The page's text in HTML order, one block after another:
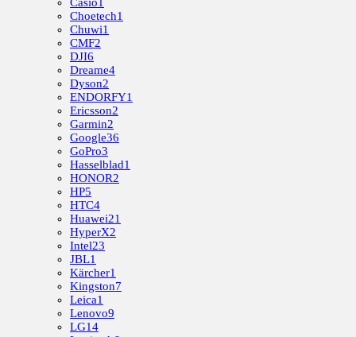
Choetech1
Chuwi1
CMF2
DJI6
Dreame4
Dyson2
ENDORFY1
Ericsson2
Garmin2
Google36
GoPro3
Hasselblad1
HONOR2
HP5
HTC4
Huawei21
HyperX2
Intel23
JBL1
Kärcher1
Kingston7
Leica1
Lenovo9
LG14